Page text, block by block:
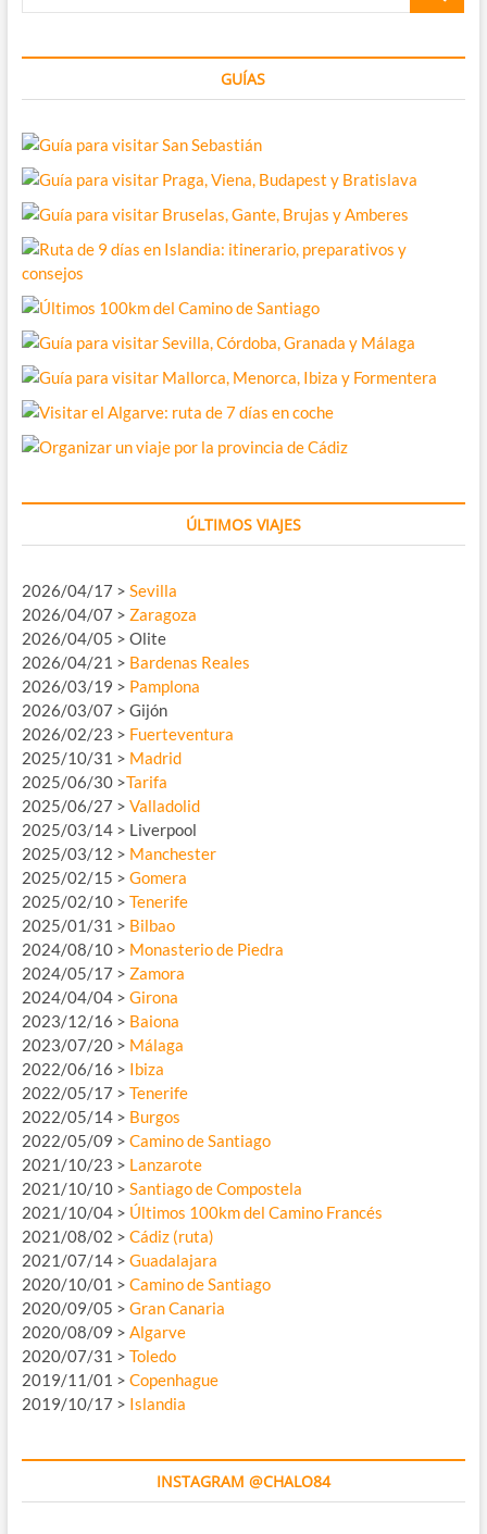
GUÍAS
ÚLTIMOS VIAJES
2026/04/17 > Sevilla
2026/04/07 > Zaragoza
2026/04/05 > Olite
2026/04/21 > Bardenas Reales
2026/03/19 > Pamplona
2026/03/07 > Gijón
2026/02/23 > Fuerteventura
2025/10/31 > Madrid
2025/06/30 >Tarifa
2025/06/27 > Valladolid
2025/03/14 > Liverpool
2025/03/12 > Manchester
2025/02/15 > Gomera
2025/02/10 > Tenerife
2025/01/31 > Bilbao
2024/08/10 > Monasterio de Piedra
2024/05/17 > Zamora
2024/04/04 > Girona
2023/12/16 > Baiona
2023/07/20 > Málaga
2022/06/16 > Ibiza
2022/05/17 > Tenerife
2022/05/14 > Burgos
2022/05/09 > Camino de Santiago
2021/10/23 > Lanzarote
2021/10/10 > Santiago de Compostela
2021/10/04 > Últimos 100km del Camino Francés
2021/08/02 > Cádiz (ruta)
2021/07/14 > Guadalajara
2020/10/01 > Camino de Santiago
2020/09/05 > Gran Canaria
2020/08/09 > Algarve
2020/07/31 > Toledo
2019/11/01 > Copenhague
2019/10/17 > Islandia
INSTAGRAM @CHALO84